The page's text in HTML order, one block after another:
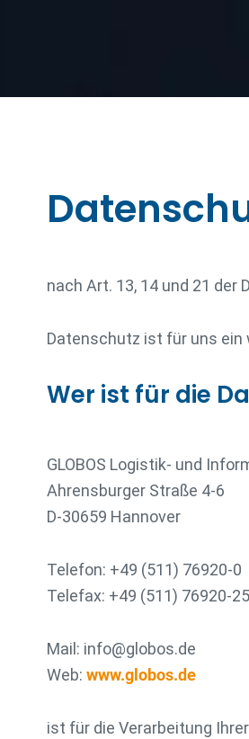
nach Art. 13, 14 und 21 der
Datenschutz ist für uns ein
Wer ist für die
GLOBOS Logistik- und
Ahrensburger Straße 4-6
D-30659 Hannover
Telefon: +49 (511) 76920-0
Telefax: +49 (511) 76920-
Mail: info@globos.de
Web: www.globos.de
ist für die Verarbeitung